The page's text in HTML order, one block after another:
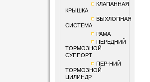
КЛАПАННАЯ
КРЫШКА
ВЫХЛОПНАЯ
СИСТЕМА
РАМА
ПЕРЕДНИЙ
ТОРМОЗНОЙ
СУППОРТ
ПЕР-НИЙ
ТОРМОЗНОЙ
ЦИЛИНДР